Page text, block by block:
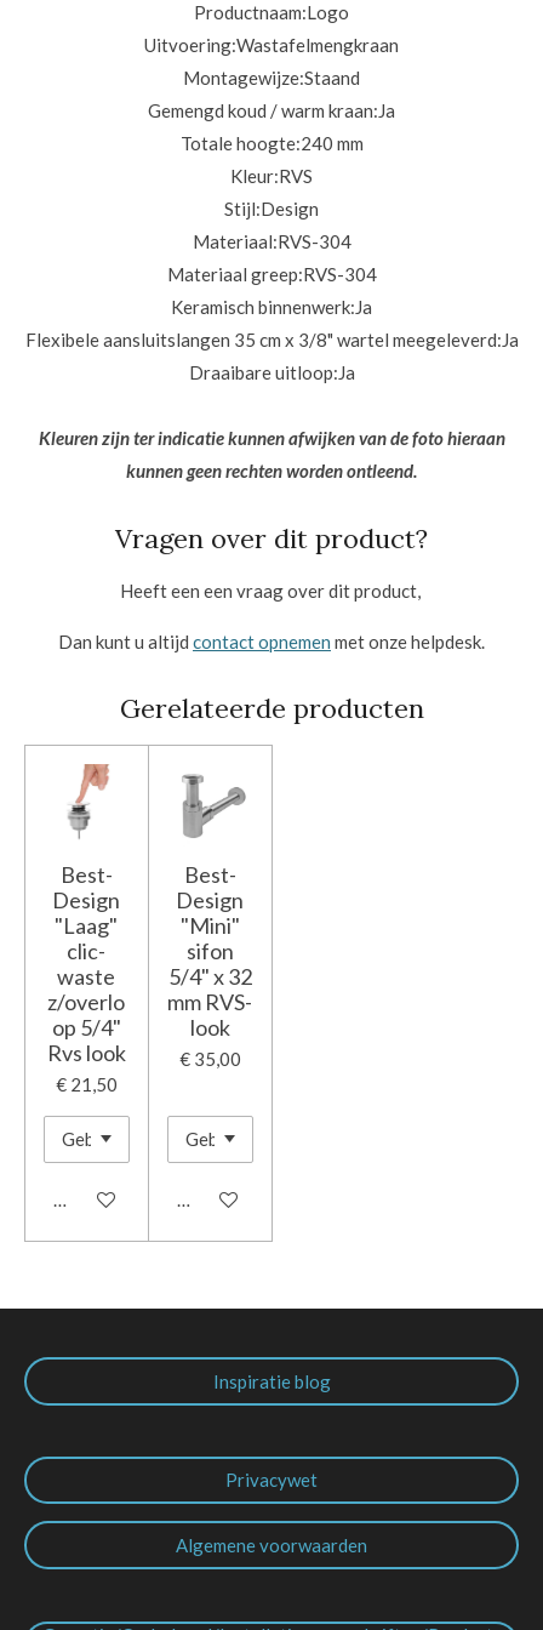
Productnaam:Logo
Uitvoering:Wastafelmengkraan
Montagewijze:Staand
Gemengd koud / warm kraan:Ja
Totale hoogte:240 mm
Kleur:RVS
Stijl:Design
Materiaal:RVS-304
Materiaal greep:RVS-304
Keramisch binnenwerk:Ja
Flexibele aansluitslangen 35 cm x 3/8" wartel meegeleverd:Ja
Draaibare uitloop:Ja
Kleuren zijn ter indicatie kunnen afwijken van de foto hieraan
kunnen geen rechten worden ontleend.
Vragen over dit product?
Heeft een een vraag over dit product,
Dan kunt u altijd contact opnemen met onze helpdesk.
Gerelateerde producten
Best-
Design
"Laag"
clic-
waste
z/overlo
op 5/4"
Rvs look
€ 21,50
In winkelwagen
Best-
Design
"Mini"
sifon
5/4" x 32
mm RVS-
look
€ 35,00
In winkelwagen
Inspiratie blog
Privacywet
Algemene voorwaarden